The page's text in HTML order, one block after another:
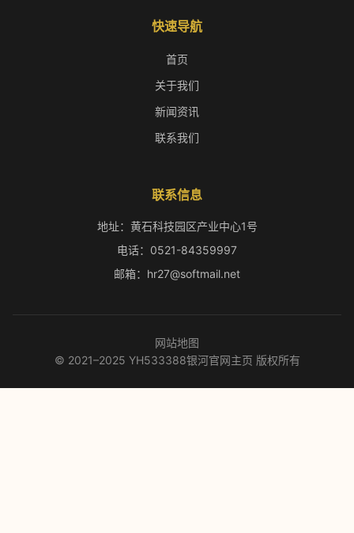
快速导航
首页
关于我们
新闻资讯
联系我们
联系信息
地址：黄石科技园区产业中心1号
电话：0521-84359997
邮箱：hr27@softmail.net
网站地图
© 2021–2025 YH533388银河官网主页 版权所有